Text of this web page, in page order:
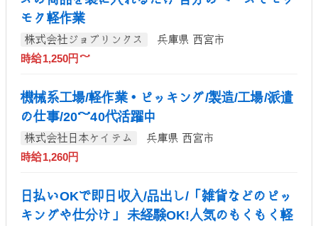
モク軽作業
株式会社ジョブリンクス
兵庫県 西宮市
時給1,250円～
機械系工場/軽作業・ピッキング/製造/工場/派遣
の仕事/20～40代活躍中
株式会社日本ケイテム
兵庫県 西宮市
時給1,260円
日払いOKで即日収入/品出し/「雑貨などのピッ
キングや仕分け」 未経験OK!人気のもくもく軽